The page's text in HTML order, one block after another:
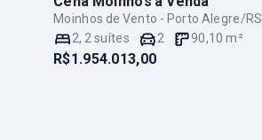
Moinhos de Vento - Porto Alegre/RS
2, 2 suítes 2 90,10 m²
R$1.954.013,00